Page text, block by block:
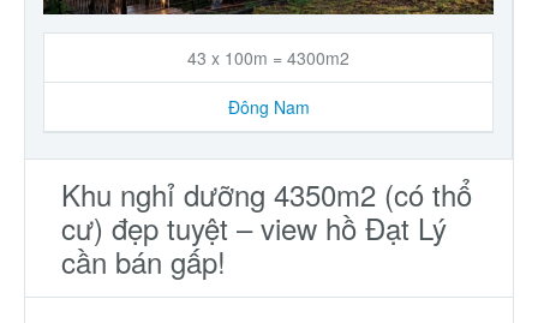
43 x 100m = 4300m2
Đông Nam
Khu nghỉ dưỡng 4350m2 (có thổ
cư) đẹp tuyệt – view hồ Đạt Lý
cần bán gấp!